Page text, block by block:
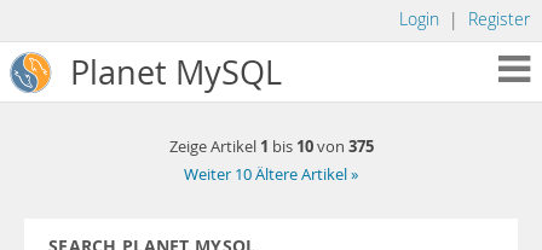
Login | Register
Planet MySQL
Zeige Artikel 1 bis 10von 375
Weiter 10 Ältere Artikel »